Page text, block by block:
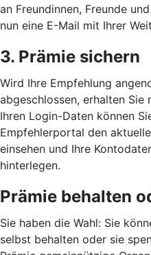
an Freundinnen, Freunde
nun eine E-Mail mit Ihrer
3. Prämie sichern
Wird Ihre Empfehlung
abgeschlossen, erhalten Sie
Ihren Login-Daten können
Empfehlerportal den
einsehen und Ihre
hinterlegen.
Prämie behalten
Sie haben die Wahl: Sie
selbst behalten oder sie